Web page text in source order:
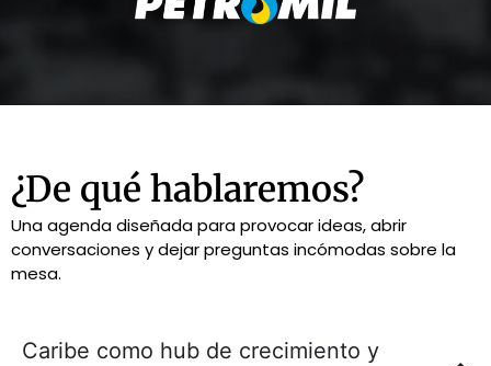
¿De qué hablaremos?
Una agenda diseñada para provocar ideas, abrir
conversaciones y dejar preguntas incómodas sobre la
mesa.
Caribe como hub de crecimiento y